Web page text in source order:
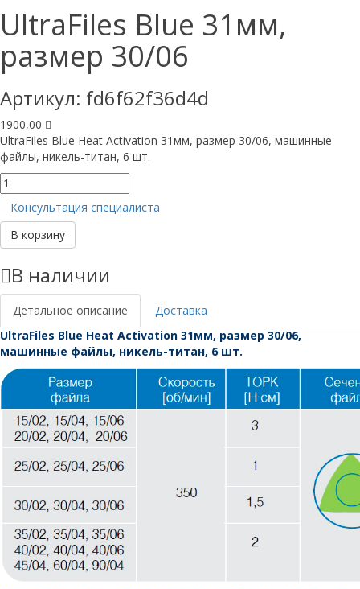
UltraFiles Blue 31мм,
размер 30/06
Артикул: fd6f62f36d4d
1900,00
UltraFiles Blue Heat Activation 31мм, размер 30/06, машинные
файлы, никель-титан, 6 шт.
Количество
товара
UltraFiles
Blue
31мм,
30/06
Консультация специалиста
В корзину
В наличии
Детальное описание
Доставка
UltraFiles Blue Heat Activation 31мм, размер 30/06,
машинные файлы, никель-титан, 6 шт.